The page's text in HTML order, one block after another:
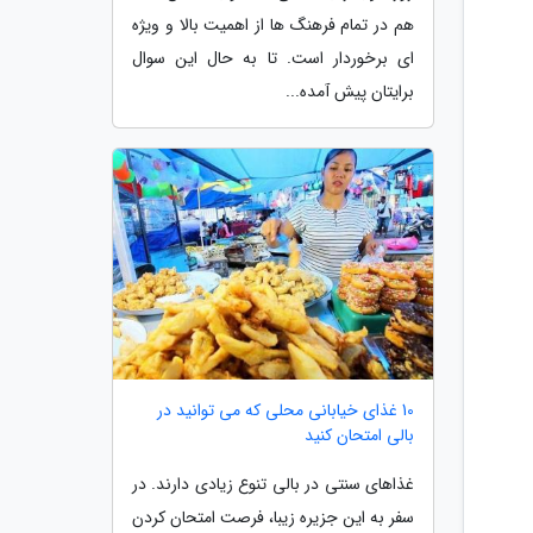
هم در تمام فرهنگ ها از اهمیت بالا و ویژه
ای برخوردار است. تا به حال این سوال
برایتان پیش آمده...
10 غذای خیابانی محلی که می توانید در
بالی امتحان کنید
غذاهای سنتی در بالی تنوع زیادی دارند. در
سفر به این جزیره زیبا، فرصت امتحان کردن